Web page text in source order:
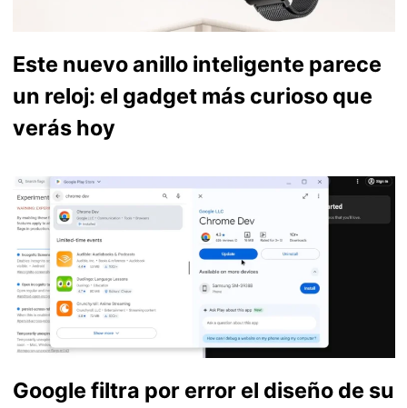
Este nuevo anillo inteligente parece
un reloj: el gadget más curioso que
verás hoy
Google filtra por error el diseño de su